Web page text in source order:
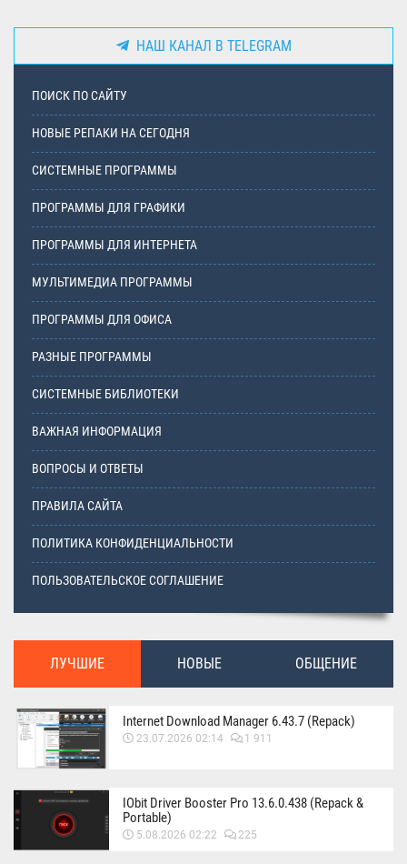
НАШ КАНАЛ В TELEGRAM
ПОИСК ПО САЙТУ
НОВЫЕ РЕПАКИ НА СЕГОДНЯ
СИСТЕМНЫЕ ПРОГРАММЫ
ПРОГРАММЫ ДЛЯ ГРАФИКИ
ПРОГРАММЫ ДЛЯ ИНТЕРНЕТА
МУЛЬТИМЕДИА ПРОГРАММЫ
ПРОГРАММЫ ДЛЯ ОФИСА
РАЗНЫЕ ПРОГРАММЫ
СИСТЕМНЫЕ БИБЛИОТЕКИ
ВАЖНАЯ ИНФОРМАЦИЯ
ВОПРОСЫ И ОТВЕТЫ
ПРАВИЛА САЙТА
ПОЛИТИКА КОНФИДЕНЦИАЛЬНОСТИ
ПОЛЬЗОВАТЕЛЬСКОЕ СОГЛАШЕНИЕ
ЛУЧШИЕ НОВЫЕ ОБЩЕНИЕ
Internet Download Manager 6.43.7 (Repack)
23.07.2026 02:14 1 911
IObit Driver Booster Pro 13.6.0.438 (Repack &
Portable)
5.08.2026 02:22 225